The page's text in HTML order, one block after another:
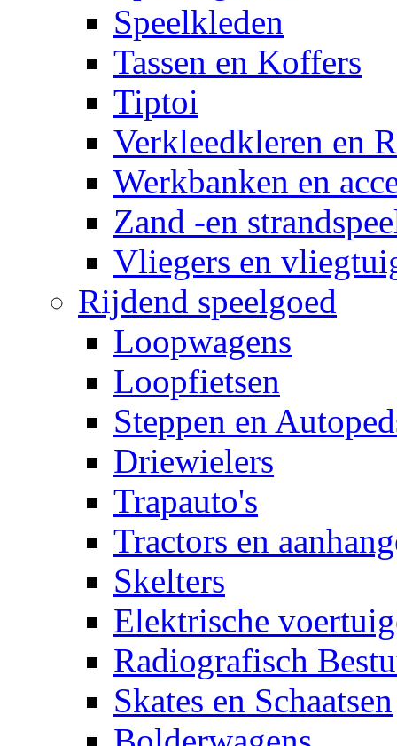
Speelkleden
Tassen en Koffers
Tiptoi
Verkleedkleren en
Werkbanken en
Zand -en
Vliegers en
Rijdend speelgoed
Loopwagens
Loopfietsen
Steppen en
Driewielers
Trapauto's
Tractors en
Skelters
Elektrische
Radiografisch
Skates en Schaatsen